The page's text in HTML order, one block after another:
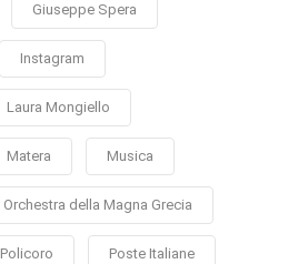
Giuseppe Spera
Instagram
Laura Mongiello
Matera Musica
Orchestra della Magna Grecia
Policoro Poste Italiane